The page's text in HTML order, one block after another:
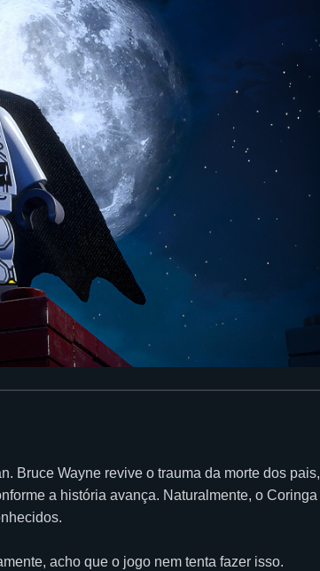
Bruce Wayne revive o trauma da morte dos pais,
a história avança. Naturalmente, o Coringa
acho que o jogo nem tenta fazer isso.